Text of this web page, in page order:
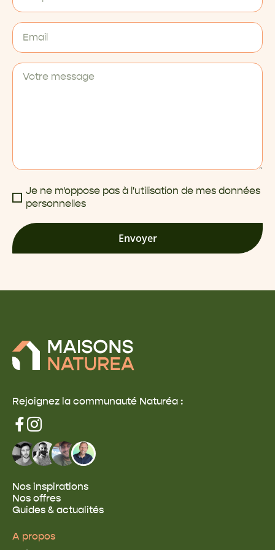
Je ne m'oppose pas à l'utilisation de mes données
personnelles
Envoyer
Rejoignez la communauté Naturéa :
Nos inspirations
Nos offres
Guides & actualités
A propos